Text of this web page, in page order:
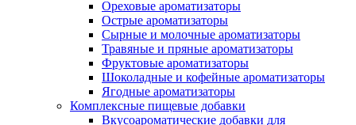
Ореховые ароматизаторы
Острые ароматизаторы
Сырные и молочные ароматизаторы
Травяные и пряные ароматизаторы
Фруктовые ароматизаторы
Шоколадные и кофейные ароматизаторы
Ягодные ароматизаторы
Комплексные пищевые добавки
Вкусоароматические добавки для